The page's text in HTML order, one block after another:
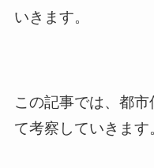
いきます。
この記事では、都
て考察していきます